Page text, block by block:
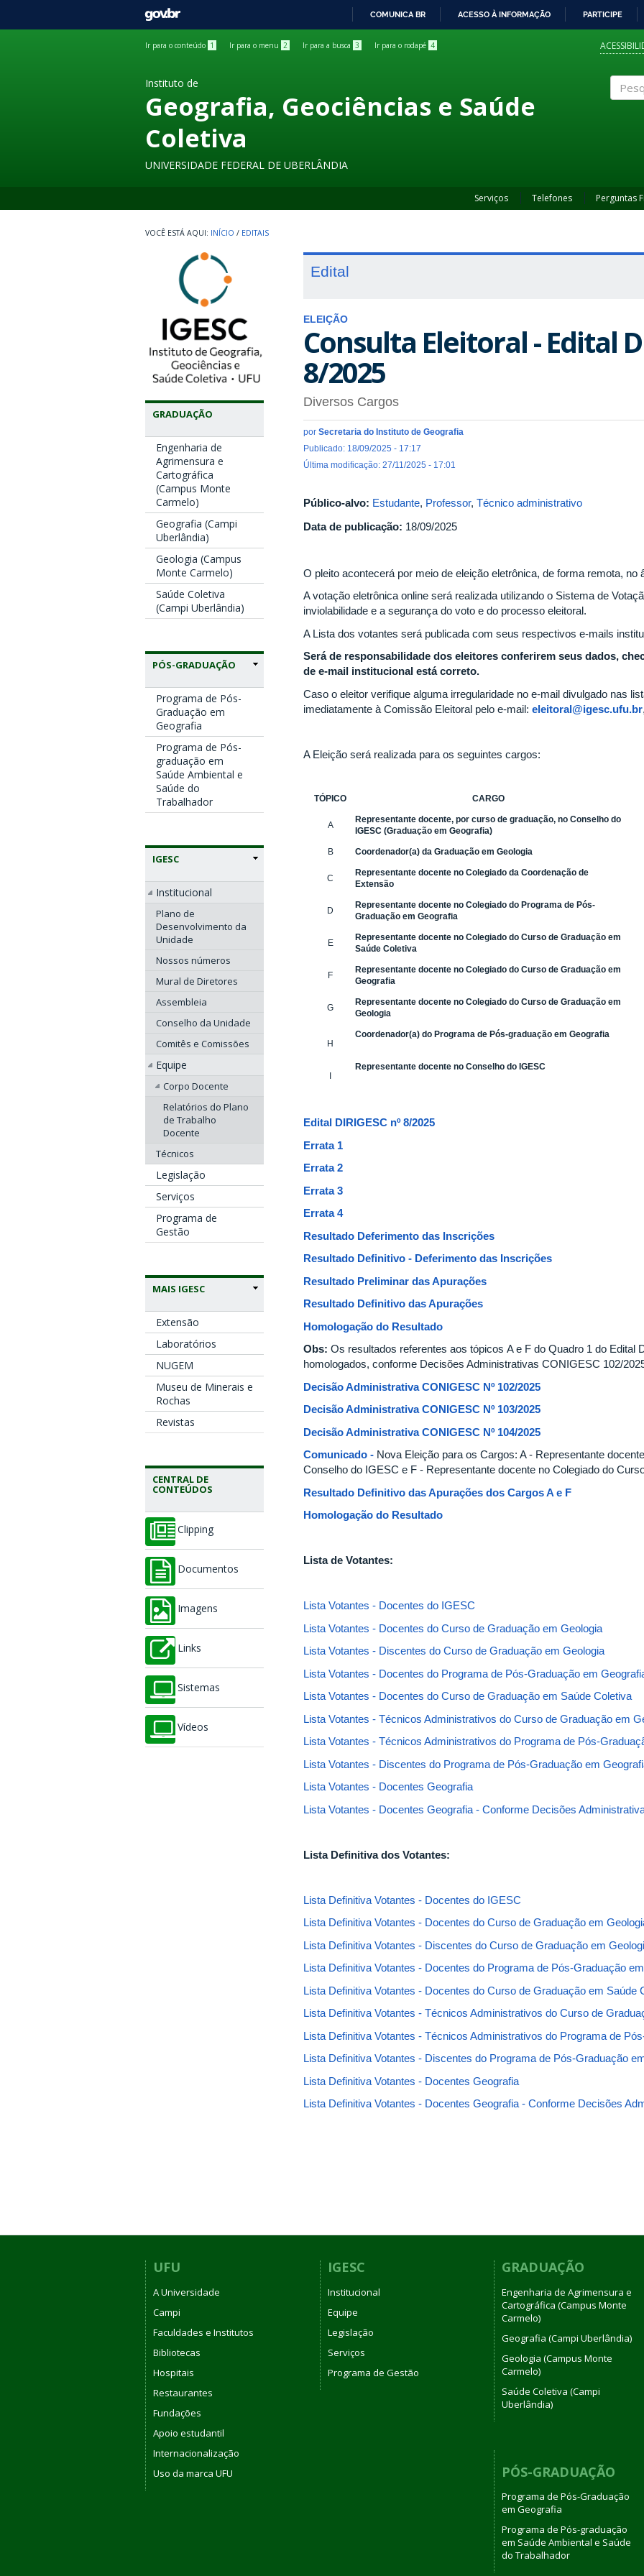
GOVBR
COMUNICA BR ACESSO À INFORMAÇÃO PARTICIPE
Ir para o conteúdo 1 Ir para o menu 2 Ir para a busca 3 Ir para o rodapé 4
Instituto de
Geografia, Geociências e Saúde
Coletiva
UNIVERSIDADE FEDERAL DE UBERLÂNDIA
Serviços Telefones Perguntas
INÍCIO / EDITAIS
GRADUAÇÃO
Engenharia de
Agrimensura e
Cartográfica
(Campus Monte
Carmelo)
Geografia (Campi
Uberlândia)
Geologia (Campus
Monte Carmelo)
Saúde Coletiva
(Campi Uberlândia)
PÓS-GRADUAÇÃO
Programa de Pós-
Graduação em
Geografia
Programa de Pós-
graduação em
Saúde Ambiental e
Saúde do
Trabalhador
IGESC
Institucional
Plano de
Desenvolvimento da
Unidade
Nossos números
Mural de Diretores
Assembleia
Conselho da Unidade
Comitês e Comissões
Equipe
Corpo Docente
Relatórios do Plano
de Trabalho
Docente
Técnicos
Legislação
Serviços
Programa de
Gestão
MAIS IGESC
Extensão
Laboratórios
NUGEM
Museu de Minerais e
Rochas
Revistas
CENTRAL DE
CONTEÚDOS
Clipping
Documentos
Imagens
Links
Sistemas
Vídeos
Edital
ELEIÇÃO
Consulta Eleitoral - Edital
8/2025
Diversos Cargos
por Secretaria do Instituto de Geografia
Publicado: 18/09/2025 - 17:17
Última modificação: 27/11/2025 - 17:01
Público-alvo: Estudante, Professor, Técnico administrativo
Data de publicação: 18/09/2025
O pleito acontecerá por meio de eleição eletrônica, de forma remota, no
A votação eletrônica online será realizada utilizando o Sistema de
inviolabilidade e a segurança do voto e do processo eleitoral.
A Lista dos votantes será publicada com seus respectivos e-mails
Será de responsabilidade dos eleitores conferirem seus dados,
de e-mail institucional está correto.
Caso o eleitor verifique alguma irregularidade no e-mail divulgado nas
imediatamente à Comissão Eleitoral pelo e-mail: eleitoral@igesc.ufu.br
A Eleição será realizada para os seguintes cargos:
TÓPICO CARGO
A
Representante docente, por curso de graduação, no Conselho do
IGESC (Graduação em Geografia)
B Coordenador(a) da Graduação em Geologia
C
Representante docente no Colegiado da Coordenação de
Extensão
D
Representante docente no Colegiado do Programa de Pós-
Graduação em Geografia
E
Representante docente no Colegiado do Curso de Graduação em
Saúde Coletiva
F
Representante docente no Colegiado do Curso de Graduação em
Geografia
G
Representante docente no Colegiado do Curso de Graduação em
Geologia
H
Coordenador(a) do Programa de Pós-graduação em Geografia
I
Representante docente no Conselho do IGESC
Edital DIRIGESC nº 8/2025
Errata 1
Errata 2
Errata 3
Errata 4
Resultado Deferimento das Inscrições
Resultado Definitivo - Deferimento das Inscrições
Resultado Preliminar das Apurações
Resultado Definitivo das Apurações
Homologação do Resultado
Obs: Os resultados referentes aos tópicos A e F do Quadro 1 do Edital
homologados, conforme Decisões Administrativas CONIGESC 102/
Decisão Administrativa CONIGESC Nº 102/2025
Decisão Administrativa CONIGESC Nº 103/2025
Decisão Administrativa CONIGESC Nº 104/2025
Comunicado - Nova Eleição para os Cargos: A - Representante
Conselho do IGESC e F - Representante docente no Colegiado do
Resultado Definitivo das Apurações dos Cargos A e F
Homologação do Resultado
Lista de Votantes:
Lista Votantes - Docentes do IGESC
Lista Votantes - Docentes do Curso de Graduação em Geologia
Lista Votantes - Discentes do Curso de Graduação em Geologia
Lista Votantes - Docentes do Programa de Pós-Graduação em
Lista Votantes - Docentes do Curso de Graduação em Saúde Coletiva
Lista Votantes - Técnicos Administrativos do Curso de Graduação em
Lista Votantes - Técnicos Administrativos do Programa de Pós-
Lista Votantes - Discentes do Programa de Pós-Graduação em
Lista Votantes - Docentes Geografia
Lista Votantes - Docentes Geografia - Conforme Decisões
Lista Definitiva dos Votantes:
Lista Definitiva Votantes - Docentes do IGESC
Lista Definitiva Votantes - Docentes do Curso de Graduação em
Lista Definitiva Votantes - Discentes do Curso de Graduação em
Lista Definitiva Votantes - Docentes do Programa de Pós-Graduação
Lista Definitiva Votantes - Docentes do Curso de Graduação em Saúde
Lista Definitiva Votantes - Técnicos Administrativos do Curso de
Lista Definitiva Votantes - Técnicos Administrativos do Programa de
Lista Definitiva Votantes - Discentes do Programa de Pós-Graduação
Lista Definitiva Votantes - Docentes Geografia
Lista Definitiva Votantes - Docentes Geografia - Conforme Decisões
UFU
A Universidade
Campi
Faculdades e Institutos
Bibliotecas
Hospitais
Restaurantes
Fundações
Apoio estudantil
Internacionalização
Uso da marca UFU
IGESC
Institucional
Equipe
Legislação
Serviços
Programa de Gestão
GRADUAÇÃO
Engenharia de Agrimensura e
Cartográfica (Campus Monte
Carmelo)
Geografia (Campi Uberlândia)
Geologia (Campus Monte
Carmelo)
Saúde Coletiva (Campi
Uberlândia)
PÓS-GRADUAÇÃO
Programa de Pós-Graduação
em Geografia
Programa de Pós-graduação
em Saúde Ambiental e Saúde
do Trabalhador